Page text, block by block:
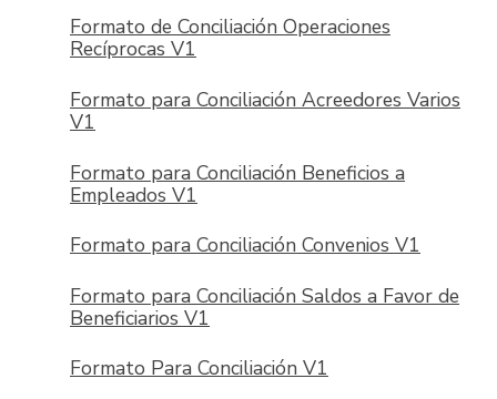
Formato de Conciliación Operaciones
Recíprocas V1
Formato para Conciliación Acreedores Varios
V1
Formato para Conciliación Beneficios a
Empleados V1
Formato para Conciliación Convenios V1
Formato para Conciliación Saldos a Favor de
Beneficiarios V1
Formato Para Conciliación V1